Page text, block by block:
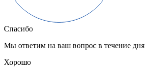
Спасибо
Мы ответим на ваш вопрос в течение дня
Хорошо